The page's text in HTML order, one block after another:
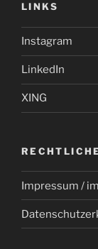
Wildlife
Day“
LINKS
Instagram
LinkedIn
XING
Impressum /